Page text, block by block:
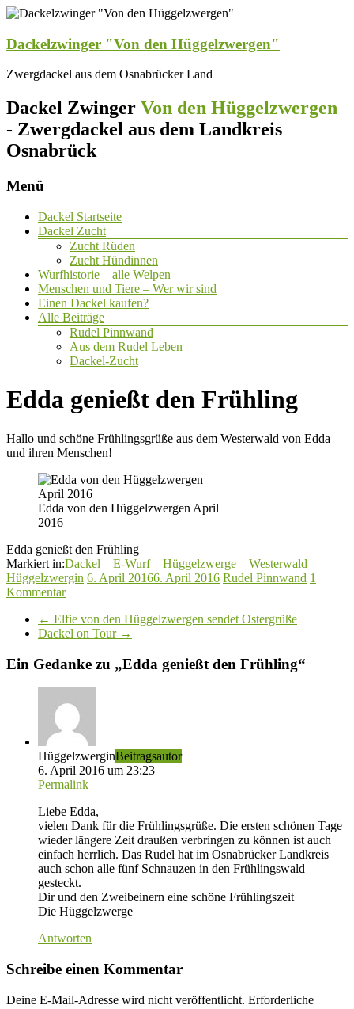
Dackelzwinger "Von den Hüggelzwergen"
Zwergdackel aus dem Osnabrücker Land
Dackel Zwinger Von den Hüggelzwergen
- Zwergdackel aus dem Landkreis
Osnabrück
Menü
Dackel Startseite
Dackel Zucht
Zucht Rüden
Zucht Hündinnen
Wurfhistorie – alle Welpen
Menschen und Tiere – Wer wir sind
Einen Dackel kaufen?
Alle Beiträge
Rudel Pinnwand
Aus dem Rudel Leben
Dackel-Zucht
Edda genießt den Frühling
Hallo und schöne Frühlingsgrüße aus dem Westerwald von Edda
und ihren Menschen!
Edda von den Hüggelzwergen April
2016
Edda genießt den Frühling
Markiert in:Dackel E-Wurf Hüggelzwerge
Westerwald
Hüggelzwergin 6. April 20166. April 2016 Rudel Pinnwand 1
Kommentar
← Elfie von den Hüggelzwergen sendet Ostergrüße
Dackel on Tour →
Ein Gedanke zu „Edda genießt den Frühling“
HüggelzwerginBeitragsautor
6. April 2016 um 23:23
Permalink
Liebe Edda,
vielen Dank für die Frühlingsgrüße. Die ersten schönen Tage
wieder längere Zeit draußen verbringen zu können ist auch
einfach herrlich. Das Rudel hat im Osnabrücker Landkreis
auch schon alle fünf Schnauzen in den Frühlingswald
gesteckt.
Dir und den Zweibeinern eine schöne Frühlingszeit
Die Hüggelzwerge
Antworten
Schreibe einen Kommentar
Deine E-Mail-Adresse wird nicht veröffentlicht. Erforderliche